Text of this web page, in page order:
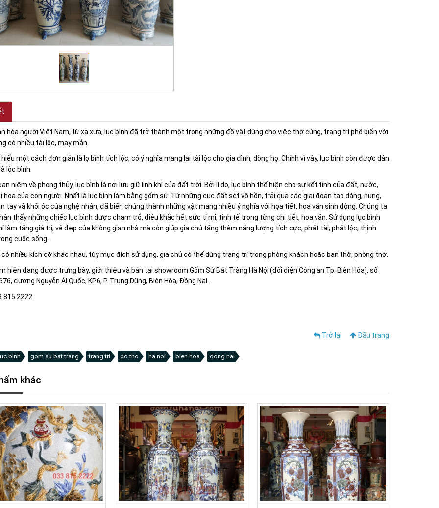
hóa người Việt Nam, từ xa xưa, lục bình đã trở thành một trong những đồ vật dùng cho việc thờ cúng, trang trí phổ biến với
có nhiều tài lộc, may mắn.
một cách đơn giản là lọ bình tích lộc, có ý nghĩa mang lại tài lộc cho gia đình, dòng họ. Chính vì vậy, lục bình còn được dân
lộc bình.
niệm về phong thủy, lục bình là nơi lưu giữ linh khí của đất trời. Bởi lí do, lục bình thể hiện cho sự kết tinh của đất, nước,
hoa của con người. Nhất là lục bình làm bằng gốm sứ. Từ những cục đất sét vô hồn, trải qua các giai đoạn tạo dáng, nung,
tay và khối óc của nghệ nhân, đã biến chúng thành những vật mang nhiều ý nghĩa với họa tiết, hoa văn sinh động. Chúng ta
thấy những chiếc lục bình được chạm trổ, điêu khắc hết sức tỉ mỉ, tinh tế trong từng chi tiết, hoa văn. Sử dụng lục bình
làm tăng giá trị, vẻ đẹp của không gian nhà mà còn giúp gia chủ tăng thêm năng lượng tích cực, phát tài, phát lộc, thịnh
cuộc sống.
có nhiều kích cỡ khác nhau, tùy mục đích sử dụng, gia chủ có thể dùng trang trí trong phòng khách hoặc ban thờ, phòng thờ.
hiện đang được trưng bày, giới thiệu và bán tại showroom Gốm Sứ Bát Tràng Hà Nội (đối diện Công an Tp. Biên Hòa), số
đường Nguyễn Ái Quốc, KP6, P. Trung Dũng, Biên Hòa, Đồng Nai.
815 2222
Trở lại Đầu trang
bình gom su bat trang trang trí do tho ha noi bien hoa dong nai
khác